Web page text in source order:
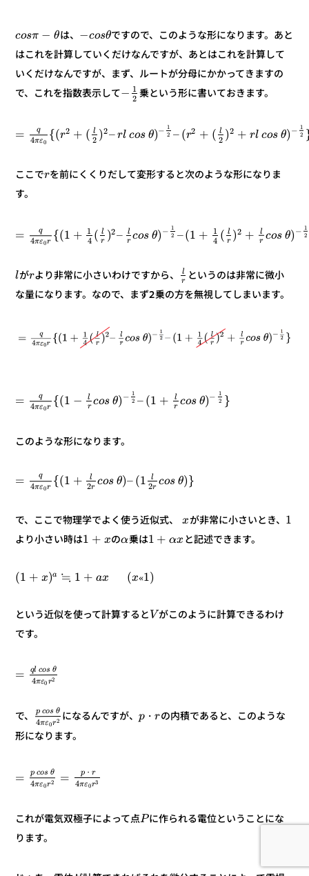
cosπ − θは、 −cosθですので、このような形になります。あと
はこれを計算していくだけなんですが、あとはこれを計算して
いくだけなんですが、まず、ルートが分母にかかってきますの
で、これを指数表示して− 1
2 乗という形に書いておきます。
= q
4πε0
{(r2 + ( l
2 )2–rl cos θ)− 1
2 –(r2 + ( l
2 )2 + rl cos θ) − 1
2
ここでrを前にくくりだして変形すると次のような形になりま
す。
= q
4πε0r {(1 + 1
4 ( l
r )2– l
r cos θ) − 1
2 –(1 +
1
4 ( l
r )2 + l
r cos θ) − 1
2
lがrより非常に小さいわけですから、 l
r というのは非常に微小
な量になります。なので、まず2乗の方を無視してしまいます。
= q
4πε0r {(1 − l
r cos θ) − 1
2 –(1 + l
r cos θ)− 1
2 }
このような形になります。
= q
4πε0r {(1 + l
2r cos θ)–(1 l
2r cos θ)}
で、ここで物理学でよく使う近似式、xが非常に小さいとき、 1
より小さい時は1 + xのα乗は1 + αx と記述できます。
(1 + x)a ≒ 1 + ax (x«1)
という近似を使って計算すると Vがこのように計算できるわけ
です。
= ql cos θ
4πε0r2
で、 p cos θ
4πε0r2 になるんですが、p ・rの内積であると、このような
形になります。
= p cos θ
4πε0r2 = p ・r
4πε0r3
これが電気双極子によって点Pに作られる電位ということにな
ります。